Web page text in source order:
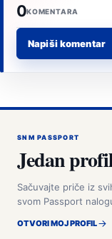
0KOMENTARA
Napiši komentar
SNM PASSPORT
Jedan
Sačuvajte priče iz
svom Passport
OTVORI MOJ PROFIL